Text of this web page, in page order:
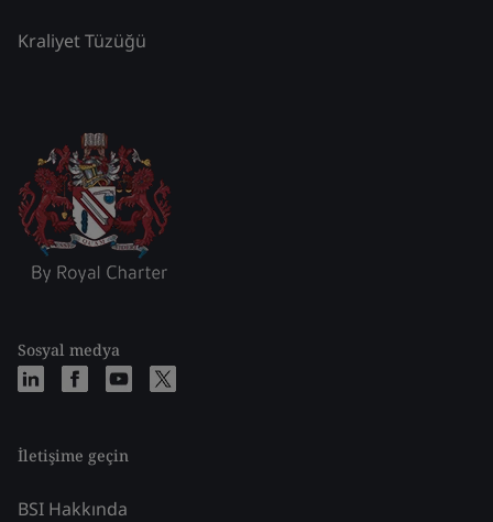
Kraliyet Tüzüğü
Sosyal medya
İletişime geçin
BSI Hakkında